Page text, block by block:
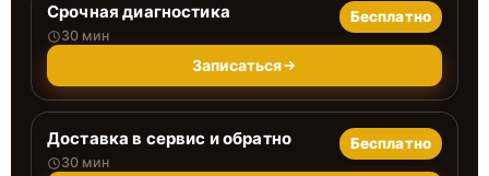
Срочная диагностика
30 мин
Бесплатно
Записаться
Доставка в сервис и обратно
30 мин
Бесплатно